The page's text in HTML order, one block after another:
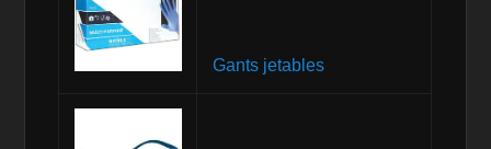
Gants jetables